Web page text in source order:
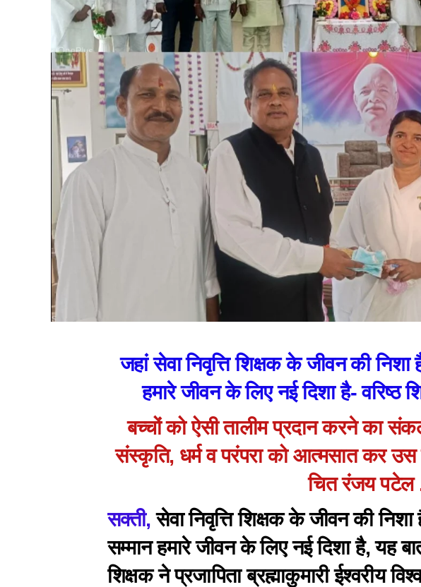
जहां सेवा निवृत्ति शिक्षक के जीवन की
हमारे जीवन के लिए नई दिशा है- वरिष्ठ
बच्चों को ऐसी तालीम प्रदान करने का
संस्कृति, धर्म व परंपरा को आत्मसात कर
चित रंजय पटेल
सक्ती, सेवा निवृत्ति शिक्षक के जीवन की निशा
सम्मान हमारे जीवन के लिए नई दिशा है, यह
शिक्षक ने प्रजापिता ब्रह्माकुमारी ईश्वरीय